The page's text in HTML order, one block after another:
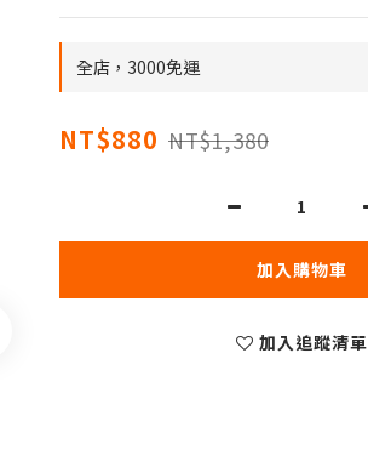
全店，3000免運
NT$880 NT$1,380
加入購物車
加入追蹤清單